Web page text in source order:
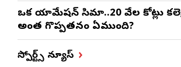
ఒక యానిమేషన్ సినిమా..20 వేల కోట్లు
అంత గొప్పతనం ఏముంది?
స్పోర్ట్స్ న్యూస్